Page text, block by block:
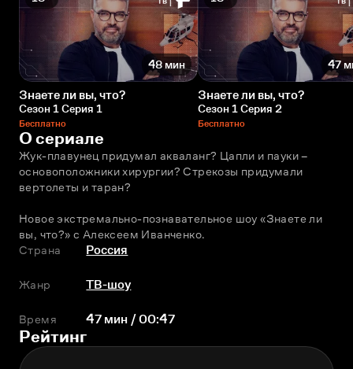
48 мин
Знаете ли вы, что?
Сезон 1 Серия 1
Бесплатно
47
Знаете ли вы, что?
Сезон 1 Серия 2
Бесплатно
О сериале
Жук-плавунец придумал акваланг? Цапли и пауки –
основоположники хирургии? Стрекозы придумали
вертолеты и таран?
Новое экстремально-познавательное шоу «Знаете ли
вы, что?» с Алексеем Иванченко.
Страна
Россия
Жанр ТВ-шоу
Время 47 мин / 00:47
Рейтинг